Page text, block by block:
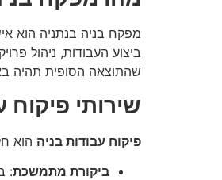
מפקח בניה בנתניה הוא
ביצוע העבודות, ניהול
שהתוצאה הסופית תהיה
שירותי פיקוח
פיקוח עבודות בניה הוא
ביקורת מתמשכת: